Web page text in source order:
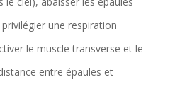
une respiration
le muscle transverse et le
entre épaules et